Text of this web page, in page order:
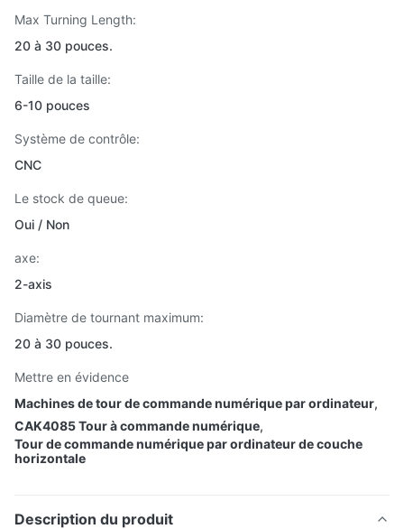
Max Turning Length:
20 à 30 pouces.
Taille de la taille:
6-10 pouces
Système de contrôle:
CNC
Le stock de queue:
Oui / Non
axe:
2-axis
Diamètre de tournant maximum:
20 à 30 pouces.
Mettre en évidence
Machines de tour de commande numérique par ordinateur,
CAK4085 Tour à commande numérique,
Tour de commande numérique par ordinateur de couche
horizontale
Description du produit